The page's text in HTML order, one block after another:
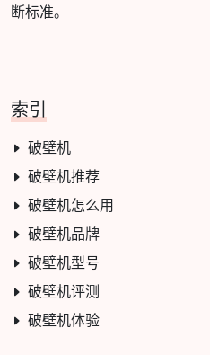
断标准。
索引
破壁机
破壁机推荐
破壁机怎么用
破壁机品牌
破壁机型号
破壁机评测
破壁机体验